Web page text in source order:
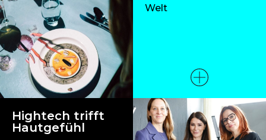
Welt
Hightech trifft
Hautgefühl